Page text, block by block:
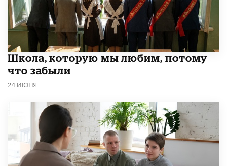
Школа, которую мы любим, потому
что забыли
24 ИЮНЯ